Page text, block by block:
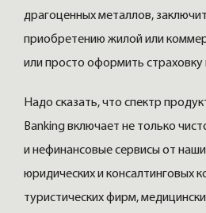
драгоценных металлов,
приобретению жилой или
или просто оформить страховку
Надо сказать, что спектр
Banking включает не только
и нефинансовые сервисы от
юридических и консалтинговых
туристических фирм,